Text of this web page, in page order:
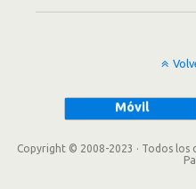
Móvil
Copyright © 2008-2023 · Todos los